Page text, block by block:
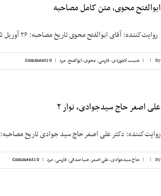
ابوالفتح محوی، متن کامل مصاحبه
روایت‌کننده: آقای ابوالفتح محوی تاریخ مصاحبه: ۲۶ آوریل ۱۹۸۵ محل‌مصاحبه: شهر [...]
By
|
| حبیب لاجوردی,فارسی,محوی، ابوالفتح,مرد |
0 Comments
علی اصغر حاج سیدجوادی، نوار ۲
روایت‌کننده: دکتر علی اصغر حاج سید جوادی تاریخ مصاحبه: ۱ مارچ ۱۹۸۴ محل‌مصاحبه: [...]
By
|
| حاج سیدجوادی، علی اصغر,ضیا صدقی,فارسی,مرد |
0 Comments